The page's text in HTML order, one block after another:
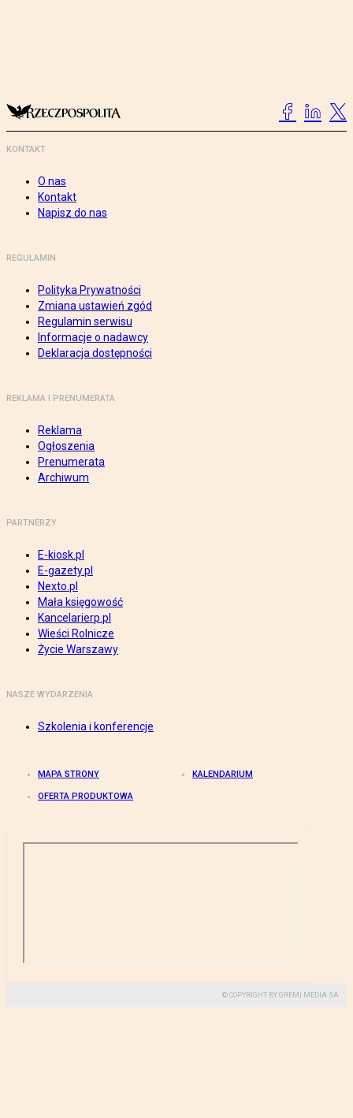
KONTAKT
O nas
Kontakt
Napisz do nas
REGULAMIN
Polityka Prywatności
Zmiana ustawień zgód
Regulamin serwisu
Informacje o nadawcy
Deklaracja dostępności
REKLAMA I PRENUMERATA
Reklama
Ogłoszenia
Prenumerata
Archiwum
PARTNERZY
E-kiosk.pl
E-gazety.pl
Nexto.pl
Mała księgowość
Kancelarierp.pl
Wieści Rolnicze
Życie Warszawy
NASZE WYDARZENIA
Szkolenia i konferencje
MAPA STRONY KALENDARIUM
OFERTA PRODUKTOWA
© COPYRIGHT BY GREMI MEDIA SA